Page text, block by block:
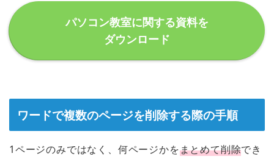
パソコン教室に関する資料を
ダウンロード
ワードで複数のページを削除する際の手順
1ページのみではなく、何ページかをまとめて削除でき